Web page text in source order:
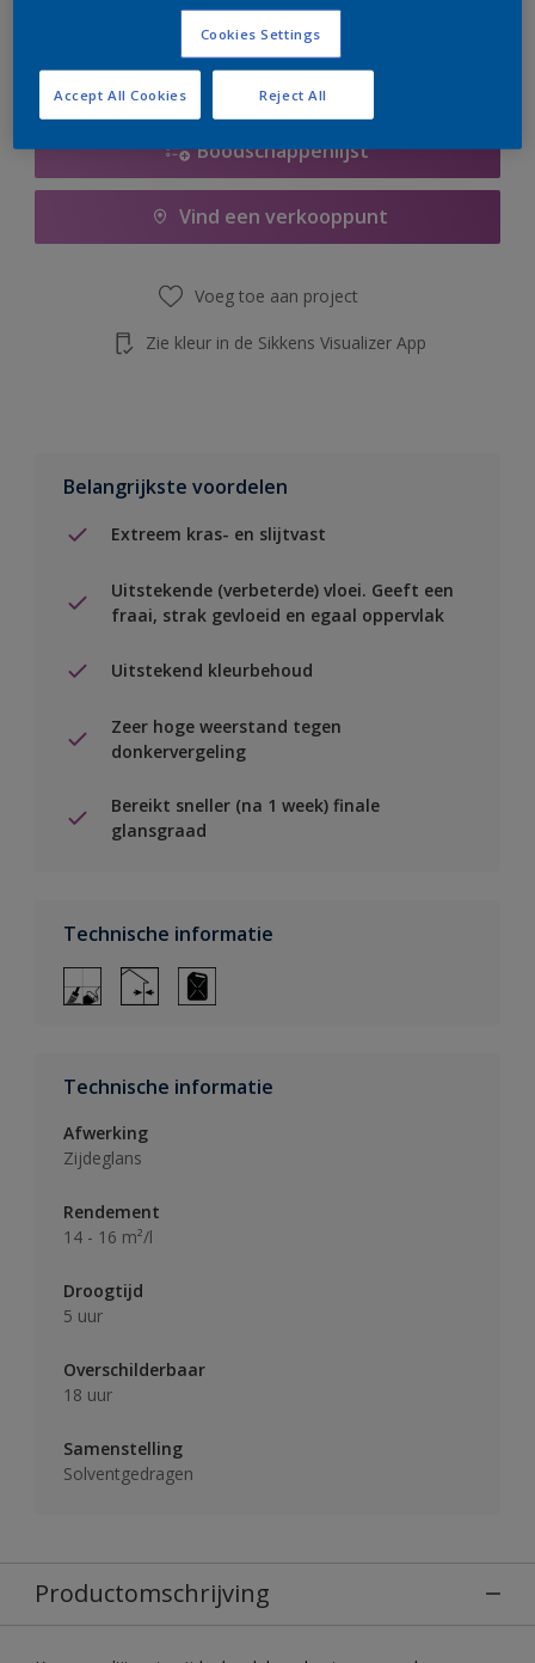
Op dit moment is het niet mogelijk dit product online
te bestellen. Bezoek je dichtstbijzijnde winkel of klik op
de knop hieronder.
Boodschappenlijst
Vind een verkooppunt
Voeg toe aan project
Zie kleur in de Sikkens Visualizer App
Belangrijkste voordelen
Extreem kras- en slijtvast
Uitstekende (verbeterde) vloei. Geeft een
fraai, strak gevloeid en egaal oppervlak
Uitstekend kleurbehoud
Zeer hoge weerstand tegen
donkervergeling
Bereikt sneller (na 1 week) finale
glansgraad
Technische informatie
Technische informatie
Afwerking
Zijdeglans
Rendement
14 - 16 m²/l
Droogtijd
5 uur
Overschilderbaar
18 uur
Samenstelling
Solventgedragen
Productomschrijving
Cookies Settings
Reject All
Accept All Cookies